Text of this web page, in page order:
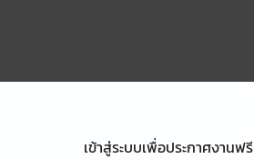
เข้าสู่ระบบเพื่อประกาศงานฟรี